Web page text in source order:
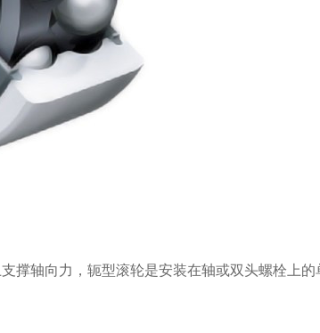
轴向力，轭型滚轮是安装在轴或双头螺栓上的